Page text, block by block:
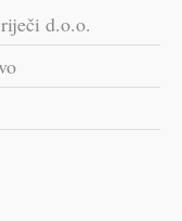
d.o.o.